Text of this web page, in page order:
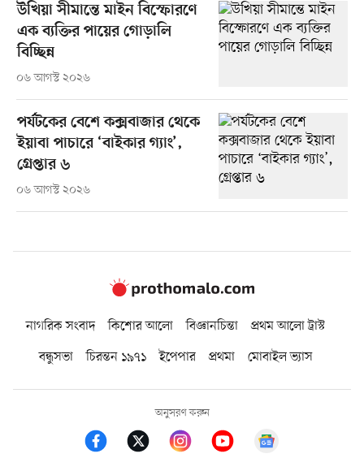
উখিয়া সীমান্তে মাইন বিস্ফোরণে
এক ব্যক্তির পায়ের গোড়ালি
বিচ্ছিন্ন
০৬ আগস্ট ২০২৬
পর্যটকের বেশে কক্সবাজার থেকে
ইয়াবা পাচারে ‘বাইকার গ্যাং’,
গ্রেপ্তার ৬
০৬ আগস্ট ২০২৬
নাগরিক সংবাদ কিশোর আলো বিজ্ঞানচিন্তা
প্রথম আলো ট্রাস্ট
বন্ধুসভা
চিরন্তন ১৯৭১ ইপেপার প্রথমা মোবাইল ভ্যাস
অনুসরণ করুন